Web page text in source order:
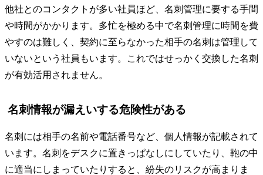
他社とのコンタクトが多い社員ほど、名刺管理に要する手間
や時間がかかります。多忙を極める中で名刺管理に時間を費
やすのは難しく、契約に至らなかった相手の名刺は管理して
いないという社員もいます。これではせっかく交換した名刺
が有効活用されません。
名刺情報が漏えいする危険性がある
名刺には相手の名前や電話番号など、個人情報が記載されて
います。名刺をデスクに置きっぱなしにしていたり、鞄の中
に適当にしまっていたりすると、紛失のリスクが高まりま